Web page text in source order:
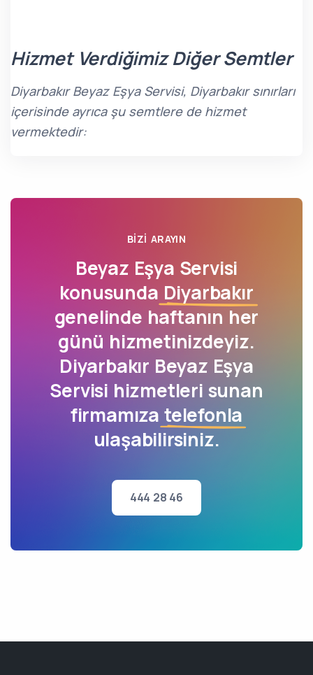
Hizmet Verdiğimiz Diğer Semtler
Diyarbakır Beyaz Eşya Servisi, Diyarbakır sınırları
içerisinde ayrıca şu semtlere de hizmet
vermektedir:
BIZI ARAYIN
Beyaz Eşya Servisi
konusunda Diyarbakır
genelinde haftanın her
günü hizmetinizdeyiz.
Diyarbakır Beyaz Eşya
Servisi hizmetleri sunan
firmamıza telefonla
ulaşabilirsiniz.
444 28 46